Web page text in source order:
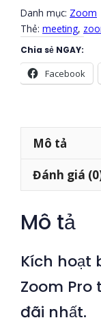
1
tháng
+
3-
12
số
lượng
Danh mục: Zoom
Thẻ: meeting,
Chia sẻ NGAY:
Facebook
Mô tả
Đánh giá
Mô tả
Kích hoạt
Zoom Pro
đãi nhất.